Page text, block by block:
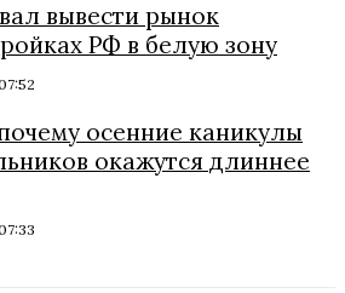
вывести рынок
РФ в белую зону
осенние каникулы
окажутся длиннее